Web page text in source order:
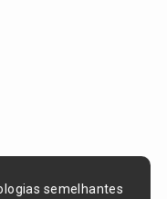
semelhantes